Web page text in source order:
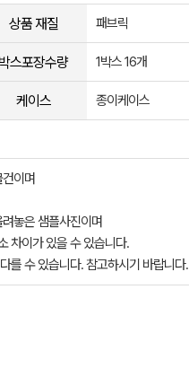
상품 재질 패브릭
박스포장수량 1박스 16개
케이스 종이케이스
이며
놓은 샘플사진이며
차이가 있을 수 있습니다.
를 수 있습니다. 참고하시기 바랍니다.